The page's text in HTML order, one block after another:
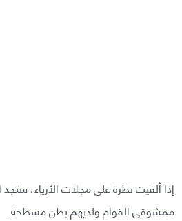
إذا ألقيت نظرة على مجلات الأزياء،
ممشوقي القوام ولديهم بطن مسطحة.